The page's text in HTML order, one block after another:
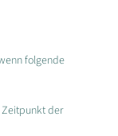
folgende
Zeitpunkt der